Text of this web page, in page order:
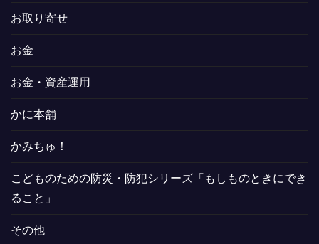
お取り寄せ
お金
お金・資産運用
かに本舗
かみちゅ！
こどものための防災・防犯シリーズ「もしものときにでき
ること」
その他